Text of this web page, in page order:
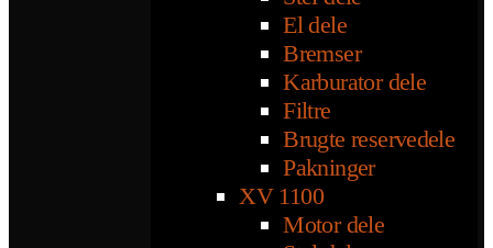
El dele
Bremser
Karburator dele
Filtre
Brugte reservedele
Pakninger
XV 1100
Motor dele